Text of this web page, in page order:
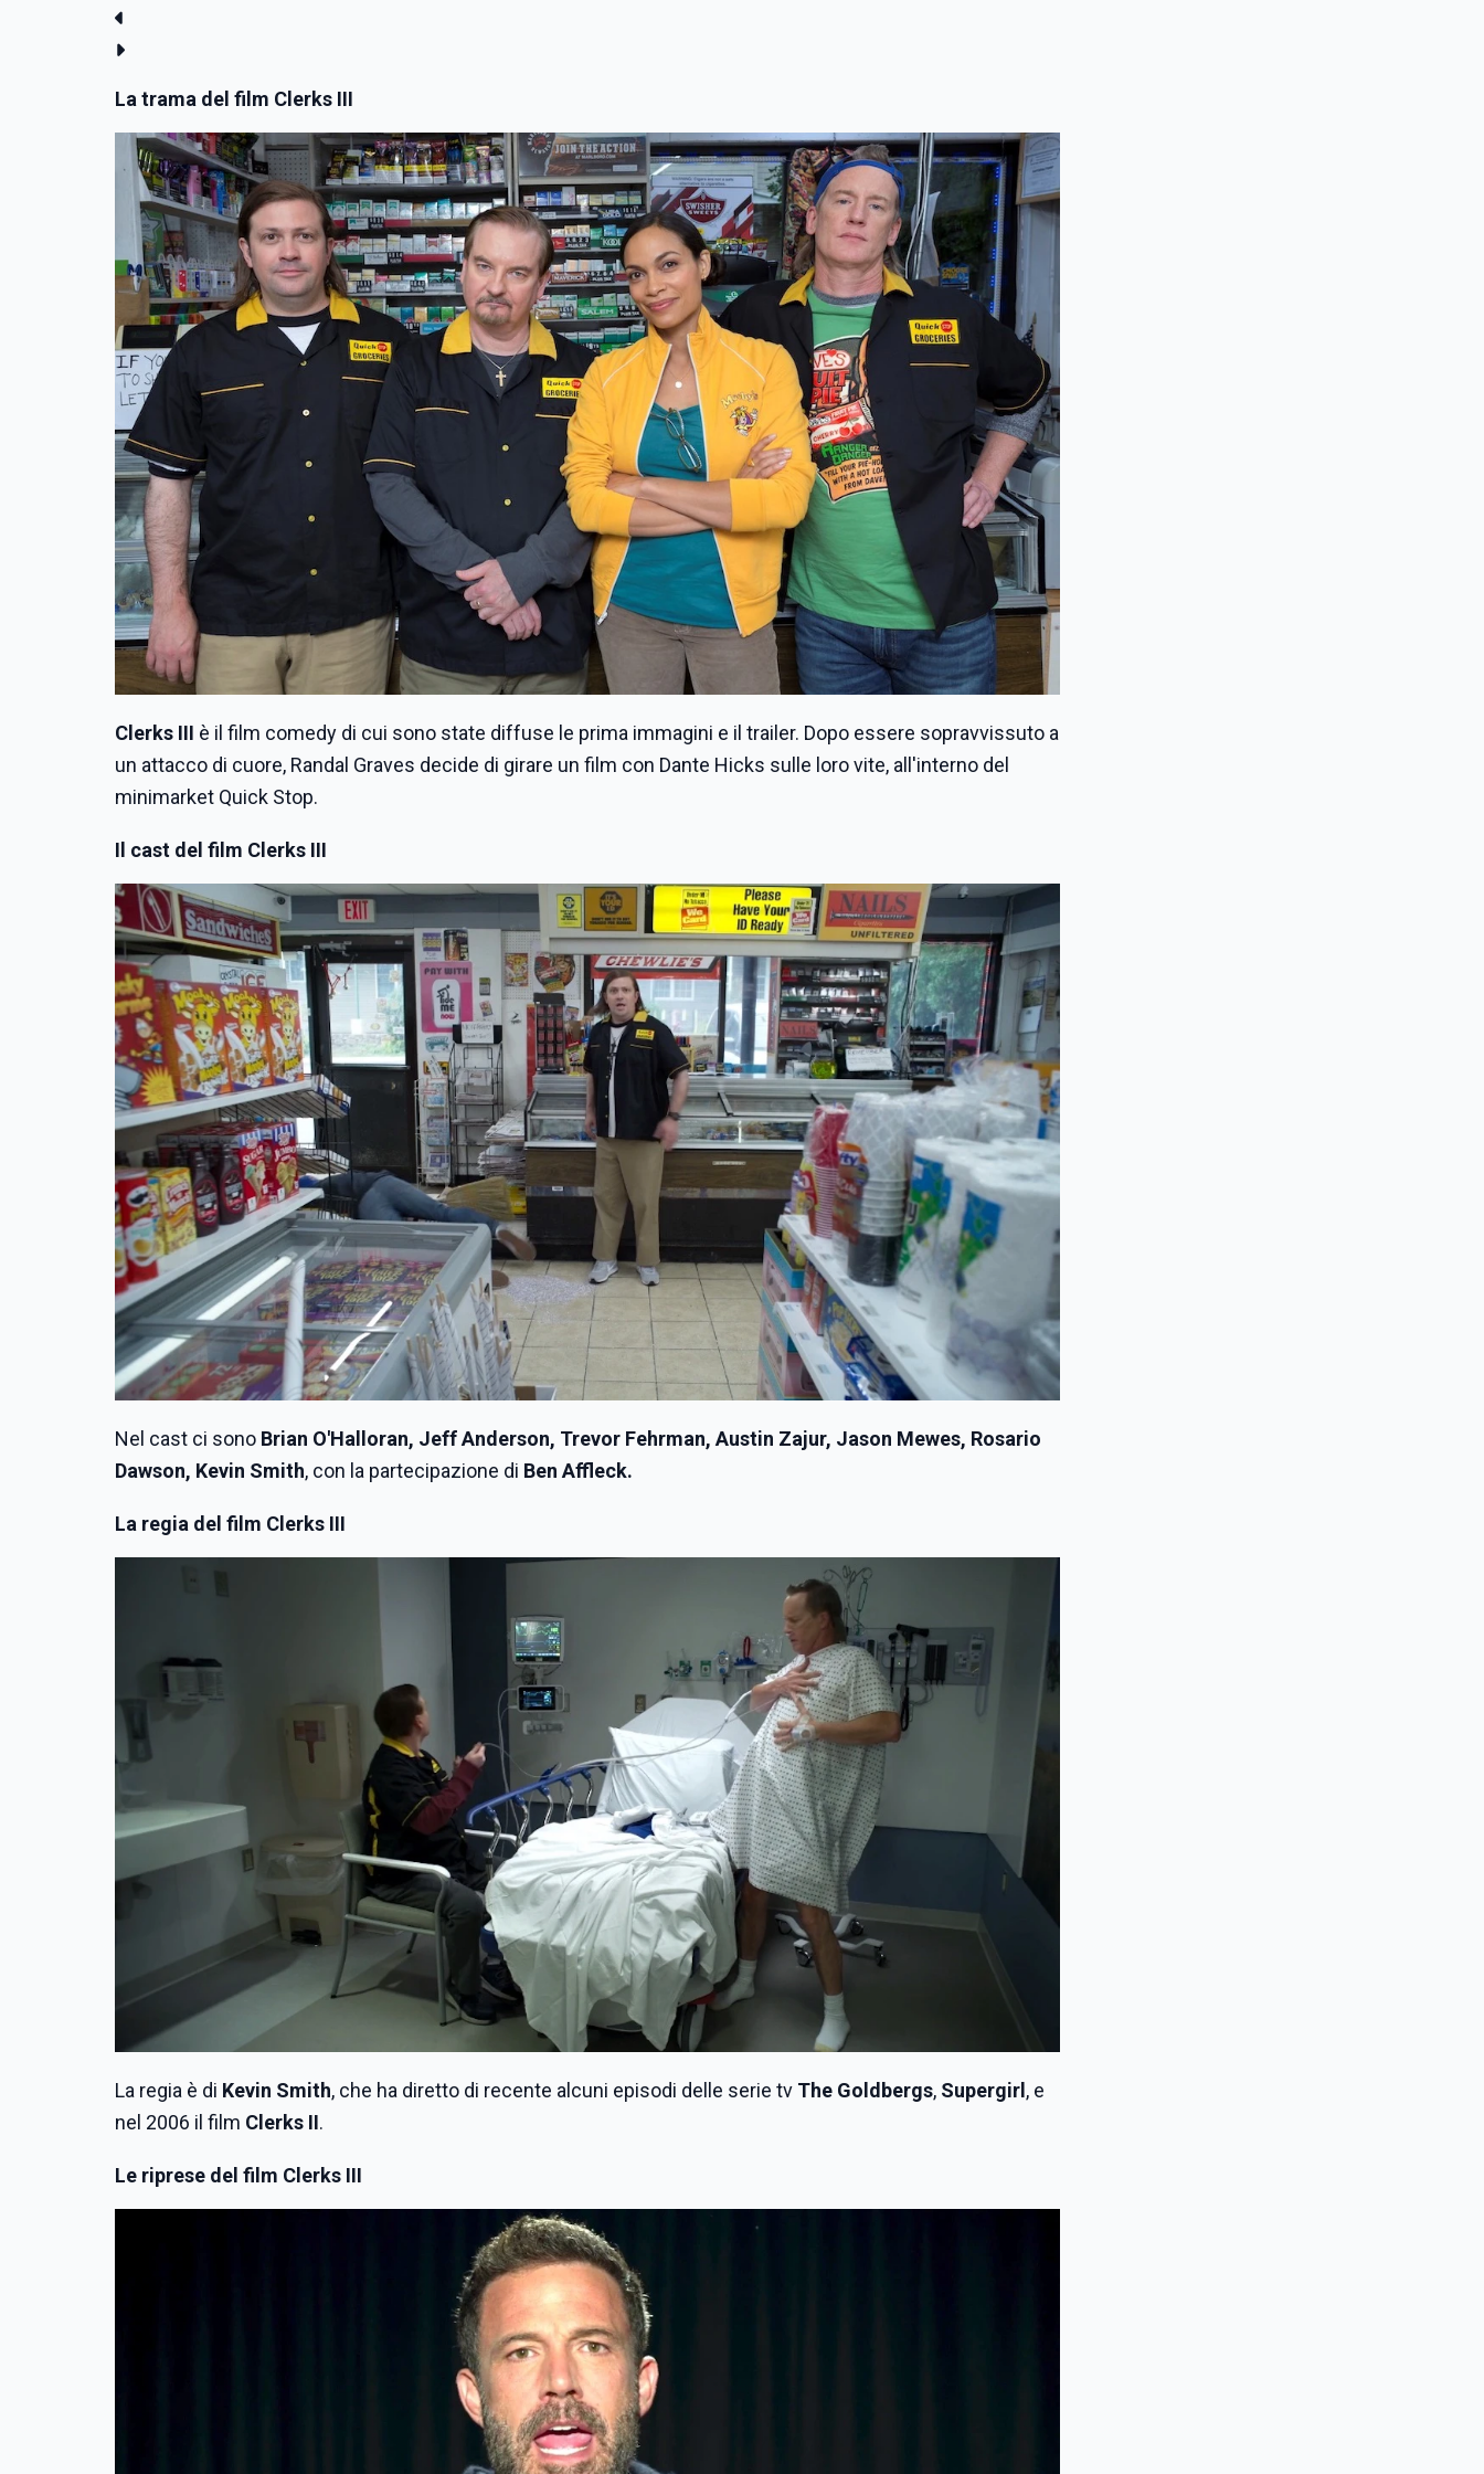
La trama del film Clerks III
Clerks III è il film comedy di cui sono state diffuse le prima immagini e il trailer. Dopo essere sopravvissuto a
un attacco di cuore, Randal Graves decide di girare un film con Dante Hicks sulle loro vite, all'interno del
minimarket Quick Stop.
Il cast del film Clerks III
Nel cast ci sono Brian O'Halloran, Jeff Anderson, Trevor Fehrman, Austin Zajur, Jason Mewes, Rosario
Dawson, Kevin Smith, con la partecipazione di Ben Affleck.
La regia del film Clerks III
La regia è di Kevin Smith, che ha diretto di recente alcuni episodi delle serie tv The Goldbergs, Supergirl, e
nel 2006 il film Clerks II.
Le riprese del film Clerks III